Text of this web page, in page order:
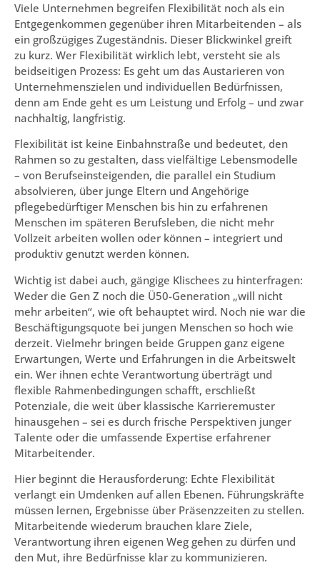
Viele Unternehmen begreifen Flexibilität noch als ein
Entgegenkommen gegenüber ihren Mitarbeitenden – als
ein großzügiges Zugeständnis. Dieser Blickwinkel greift
zu kurz. Wer Flexibilität wirklich lebt, versteht sie als
beidseitigen Prozess: Es geht um das Austarieren von
Unternehmenszielen und individuellen Bedürfnissen,
denn am Ende geht es um Leistung und Erfolg – und zwar
nachhaltig, langfristig.
Flexibilität ist keine Einbahnstraße und bedeutet, den
Rahmen so zu gestalten, dass vielfältige Lebensmodelle
– von Berufseinsteigenden, die parallel ein Studium
absolvieren, über junge Eltern und Angehörige
pflegebedürftiger Menschen bis hin zu erfahrenen
Menschen im späteren Berufsleben, die nicht mehr
Vollzeit arbeiten wollen oder können – integriert und
produktiv genutzt werden können.
Wichtig ist dabei auch, gängige Klischees zu hinterfragen:
Weder die Gen Z noch die Ü50-Generation „will nicht
mehr arbeiten“, wie oft behauptet wird. Noch nie war die
Beschäftigungsquote bei jungen Menschen so hoch wie
derzeit. Vielmehr bringen beide Gruppen ganz eigene
Erwartungen, Werte und Erfahrungen in die Arbeitswelt
ein. Wer ihnen echte Verantwortung überträgt und
flexible Rahmenbedingungen schafft, erschließt
Potenziale, die weit über klassische Karrieremuster
hinausgehen – sei es durch frische Perspektiven junger
Talente oder die umfassende Expertise erfahrener
Mitarbeitender.
Hier beginnt die Herausforderung: Echte Flexibilität
verlangt ein Umdenken auf allen Ebenen. Führungskräfte
müssen lernen, Ergebnisse über Präsenzzeiten zu stellen.
Mitarbeitende wiederum brauchen klare Ziele,
Verantwortung ihren eigenen Weg gehen zu dürfen und
den Mut, ihre Bedürfnisse klar zu kommunizieren.